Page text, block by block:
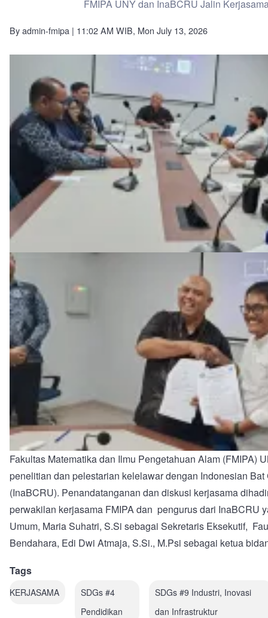
FMIPA UNY dan InaBCRU Jalin
Byadmin-fmipa | 11:02 AM WIB, Mon July 13, 2026
Fakultas Matematika dan Ilmu Pengetahuan Alam (FMIPA)
penelitian dan pelestarian kelelawar dengan Indonesian
(InaBCRU). Penandatanganan dan diskusi kerjasama
perwakilan kerjasama FMIPA dan pengurus dari InaBCRU
Umum, Maria Suhatri, S.Si sebagai Sekretaris Eksekutif,
Bendahara, Edi Dwi Atmaja, S.Si., M.Psi sebagai ketua
Tags
KERJASAMA
SDGs #4
Pendidikan
SDGs #9 Industri, Inovasi
dan Infrastruktur